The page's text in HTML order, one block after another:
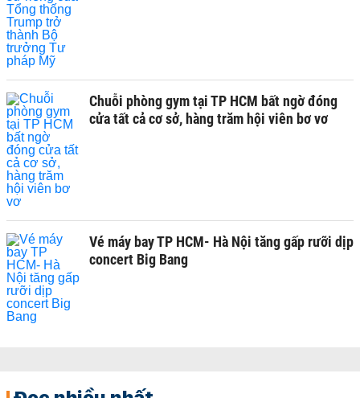
Chuỗi phòng gym tại TP HCM bất ngờ đóng
cửa tất cả cơ sở, hàng trăm hội viên bơ vơ
Vé máy bay TP HCM- Hà Nội tăng gấp rưỡi dịp
concert Big Bang